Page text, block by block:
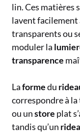
lin. Ces matières
lavent facilement
transparents ou
moduler la
transparence
Laformedu
correspondre à la
ou unstore plat
tandis qu’un